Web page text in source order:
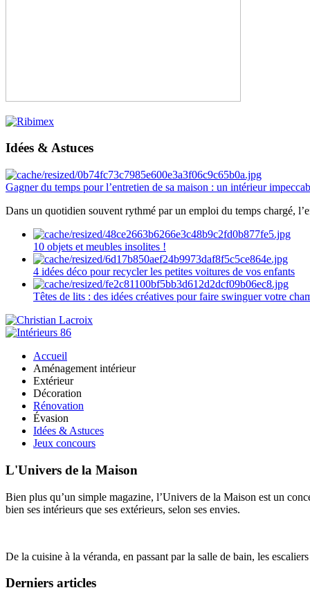
Idées & Astuces
Gagner du temps pour l’entretien de sa maison : un intérieur
Dans un quotidien souvent rythmé par un emploi du temps chargé,
10 objets et meubles insolites !
4 idées déco pour recycler les petites voitures de vos enfants
Têtes de lits : des idées créatives pour faire swinguer votre
Accueil
Aménagement intérieur
Extérieur
Décoration
Rénovation
Évasion
Idées & Astuces
Jeux concours
L'Univers de la Maison
Bien plus qu’un simple magazine, l’Univers de la Maison est un
bien ses intérieurs que ses extérieurs, selon ses envies.
De la cuisine à la véranda, en passant par la salle de bain, les
Derniers articles